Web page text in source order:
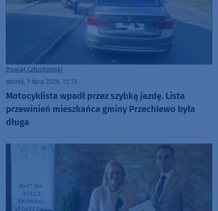
Powiat Człuchowski
wtorek, 7 lipca 2026, 12:13
Motocyklista wpadł przez szybką jazdę. Lista
przewinień mieszkańca gminy Przechlewo była
długa